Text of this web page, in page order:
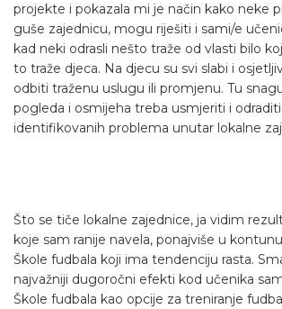
projekte i pokazala mi je način kako neke
guše zajednicu, mogu riješiti i sami/e
kad neki odrasli nešto traže od vlasti bilo
to traže djeca. Na djecu su svi slabi i
odbiti traženu uslugu ili promjenu. Tu
pogleda i osmijeha treba usmjeriti i
identifikovanih problema unutar lokalne
Što se tiče lokalne zajednice, ja vidim
koje sam ranije navela, ponajviše u
Škole fudbala koji ima tendenciju rasta.
najvažniji dugoročni efekti kod učenika
Škole fudbala kao opcije za treniranje